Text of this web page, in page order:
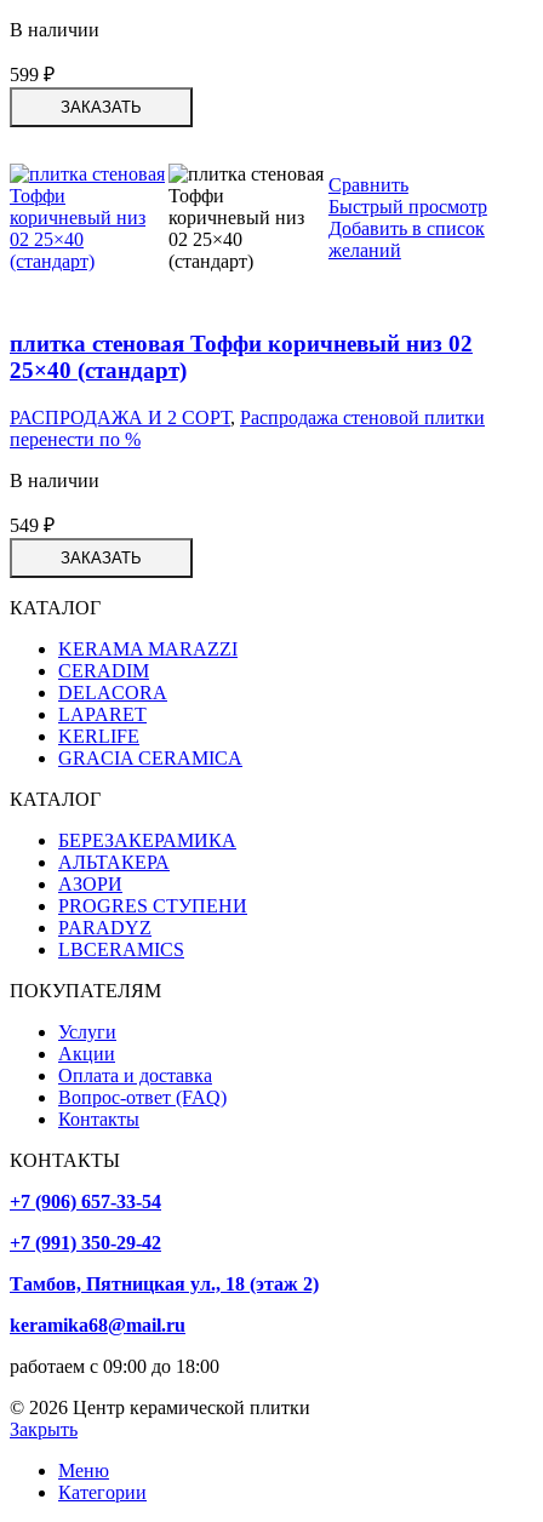
В наличии
599 ₽
ЗАКАЗАТЬ
Сравнить
Быстрый просмотр
Добавить в список
желаний
плитка стеновая Тоффи коричневый низ 02
25×40 (стандарт)
РАСПРОДАЖА И 2 СОРТ, Распродажа стеновой плитки
перенести по %
В наличии
549 ₽
ЗАКАЗАТЬ
КАТАЛОГ
KERAMA MARAZZI
CERADIM
DELACORA
LAPARET
KERLIFE
GRACIA CERAMICA
КАТАЛОГ
БЕРЕЗАКЕРАМИКА
АЛЬТАКЕРА
АЗОРИ
PROGRES СТУПЕНИ
PARADYZ
LBCERAMICS
ПОКУПАТЕЛЯМ
Услуги
Акции
Оплата и доставка
Вопрос-ответ (FAQ)
Контакты
КОНТАКТЫ
+7 (906) 657-33-54
+7 (991) 350-29-42
Тамбов, Пятницкая ул., 18 (этаж 2)
keramika68@mail.ru
работаем с 09:00 до 18:00
© 2026 Центр керамической плитки
Закрыть
Меню
Категории